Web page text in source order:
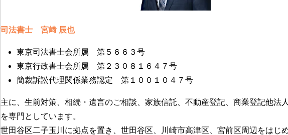
司法書士 宮﨑 辰也
東京司法書士会所属 第５６６３号
東京行政書士会所属 第２３０８１６４７号
簡裁訴訟代理関係業務認定 第１００１０４７号
主に、生前対策、相続・遺言のご相談、家族信託、不動産登記、商業登記他法
を専門としています。
世田谷区二子玉川に拠点を置き、世田谷区、川崎市高津区、宮前区周辺をはじ